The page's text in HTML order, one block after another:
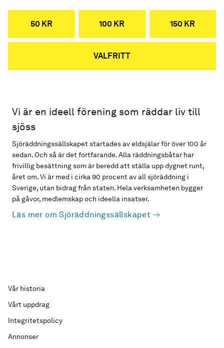
50 KR 100 KR 150 KR
VALFRITT
Vi är en ideell förening som räddar liv till
sjöss
Sjöräddningssällskapet startades av eldsjälar för över 100 år
sedan. Och så är det fortfarande. Alla räddningsbåtar har
frivillig besättning som är beredd att ställa upp dygnet runt,
året om. Vi är med i cirka 90 procent av all sjöräddning i
Sverige, utan bidrag från staten. Hela verksamheten bygger
på gåvor, medlemskap och ideella insatser.
Läs mer om Sjöräddningssällskapet
Vår historia
Vårt uppdrag
Integritetspolicy
Annonser